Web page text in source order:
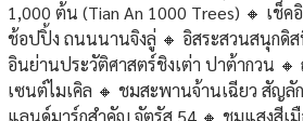
1,000 ต้น (Tian An 1000 Trees) 🔸 เช็ค
ช้อปปิ้ง ถนนนานจิงลู่ 🔸 อิสระสวนสนุกดิ
อินย่านประวัติศาสตร์ชิงเต่า ปาต้ากวน
เซนต์ไมเคิล 🔸 ชมสะพานจ้านเฉียว สัญลั
แลนด์มาร์กสำคัญ จัตุรัส 54 🔸 ชมแสงสีเมื